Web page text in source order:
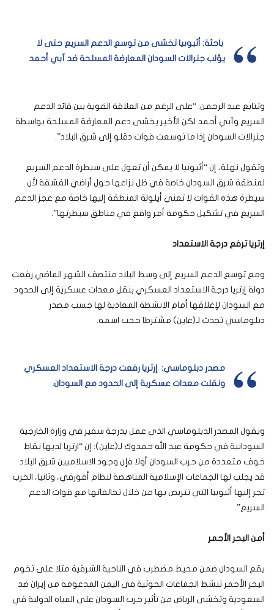
باحثة: أثيوبيا تخشى من توسع الدعم السريع حتى لا
يؤلب جنرالات السودان المعارضة المسلحة ضد آبي أحمد
وتتابع عبد الرحمن: “على الرغم من العلاقة القوية بين قائد الدعم
السريع وآبي أحمد لكن الأخير يخشى دعم المعارضة المسلحة بواسطة
جنرالات السودان إذا ما توسعت قوات دقلو إلى شرق البلاد”.
وتقول نهلة، إن “أثيوبيا لا يمكن أن تعول على سيطرة الدعم السريع
لمنطقة شرق السودان خاصة في ظل نزاعها حول أراضي الفشقة لأن
سيطرة هذه القوات لا تعني أيلولة المنطقة إليها خاصة مع عجز الدعم
السريع في تشكيل حكومة أمر واقع في مناطق سيطرتها”.
إرتريا ترفع درجة الاستعداد
ومع توسع الدعم السريع إلى وسط البلاد منتصف الشهر الماضي رفعت
دولة إرتريا درجة الاستعداد العسكري بنقل معدات عسكرية إلى الحدود
مع السودان لإغلاقها أمام الانشطة المعادية لها حسب مصدر
دبلوماسي تحدث لـ(عاين) مشترطا حجب اسمه.
مصدر دبلوماسي: إرتريا رفعت درجة الاستعداد العسكري
ونقلت معدات عسكرية إلى الحدود مع السودان.
ويقول المصدر الدبلوماسي الذي عمل بدرجة سفير في وزارة الخارجية
السودانية في حكومة عبد الله حمدوك لـ(عاين): إن “ارتريا لديها نقاط
خوف متعددة من حرب السودان أولا فإن وجود الاسلاميين شرق البلاد
قد يجلب لها الجماعات الإسلامية المناهضة لنظام أفورقي، وثانيا، الحرب
تجر إليها أثيوبيا التي تتربص بها من خلال تحالفاتها مع قوات الدعم
السريع”.
أمن البحر الأحمر
يقع السودان ضمن محيط مضطرب في الناحية الشرقية مثلا على تخوم
البحر الأحمر تنشط الجماعات الحوثية في اليمن المدعومة من إيران ضد
السعودية وتخشى الرياض من تأثير حرب السودان على المياه الدولية في